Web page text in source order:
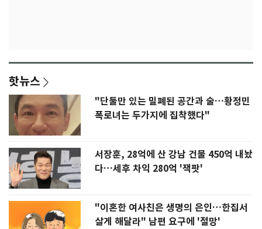
핫뉴스
"단둘만 있는 밀폐된 공간과 술…황정민
폭로녀는 두가지에 집착했다"
서장훈, 28억에 산 강남 건물 450억 내놨
다…세후 차익 280억 '잭팟'
"이혼한 여사친은 생명의 은인…한집서
살게 해달라" 남편 요구에 '절망'